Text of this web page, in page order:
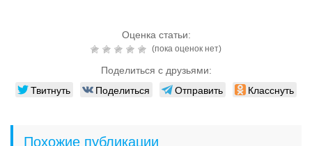
Оценка статьи:
(пока оценок нет)
Поделиться с друзьями:
Твитнуть Поделиться Отправить Класснуть
Похожие публикации